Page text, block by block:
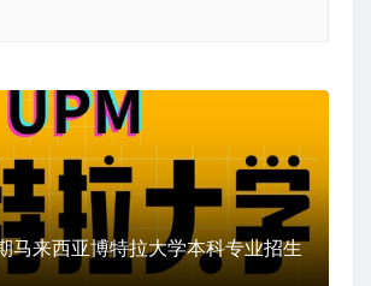
马来西亚博特拉大学本科专业招生